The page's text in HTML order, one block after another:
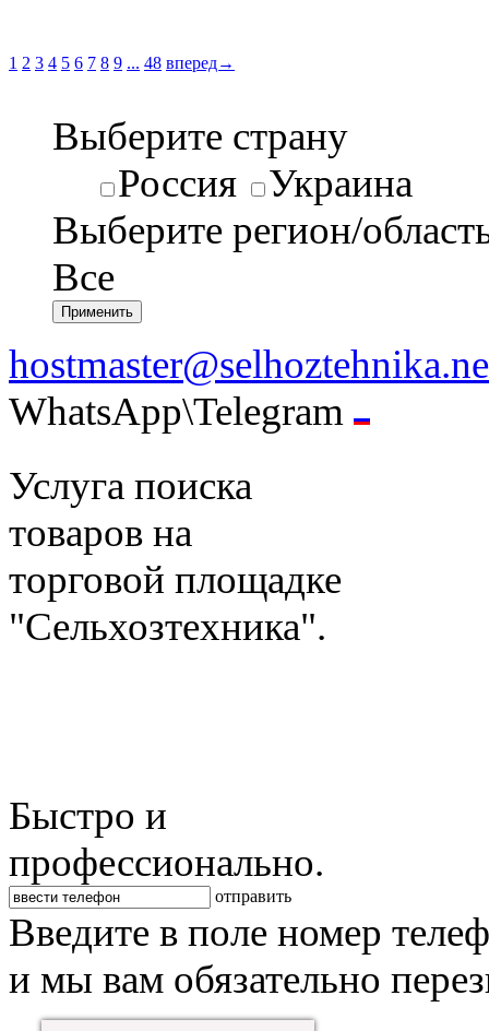
1 2 3 4 5 6 7 8 9 ... 48 вперед→
Выберите страну
Россия
Украина
Выберите регион/
Все
WhatsApp\Telegram
Услуга поиска
товаров на
торговой площадке
"Сельхозтехника".
Быстро и
профессионально.
отправить
Введите в поле номер
и мы вам обязательно